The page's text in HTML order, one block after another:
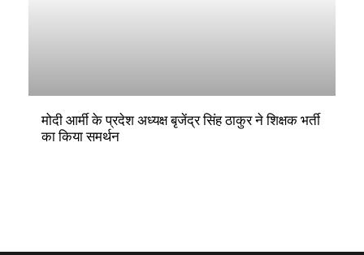
मोदी आर्मी के प्रदेश अध्यक्ष बृजेंद्र सिंह ठाकुर ने शिक्षक भर्ती
का किया समर्थन